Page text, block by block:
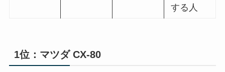
する人
1位：マツダ CX-80